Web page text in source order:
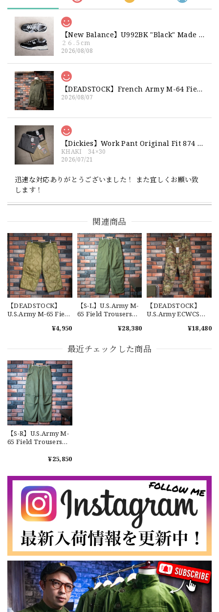
【New Balance】U992BK "Black" Made in USA 新品 ニューバランス ブラック 黒 箱付き 26 26.5 27
２６.５cm
2026/08/08
【DEADSTOCK】French Army M-64 Field Jacket "92C" 実物 フランス軍 フィールドジャケット コットンサテン300 デッドストック
2026/08/07
【Dickies】Work Pant Original Fit 874 新品 ディッキーズ オリジナルフィット ワークパンツ
KHAKI 34×30
2026/07/21
迅速な対応ありがとうございました！ また宜しくお願い致
します！
SPO
2026/07/18
交換商品受け取りました 速い発送ありがとうございました
又、トートバッグありがとうございます。使わせて頂きま
す。商品ですがニューエラとはひと味違ってとてもいいと思
います。チェーンステッチが雰囲気があり、他とかぶらない
感じが気に入りました。 YouTube 楽しみにしてます
GREEN
2026/07/17
2026/07/17
DSA
なかなか見つからないこの色味が本当に好きです！ありがと
うございました！
【LARGE】Ralph Lauren Short Sleeve Cotton BD Shirt ラルフローレン ユーズド 半袖 ボタンダウンシャツ No.146
2026/07/14
３.1947 New York Cubans
2026/07/01
関連商品
【DEADSTOCK】
U.S.Army M-65 Field
アメリカ軍 新品 M65
ー 単体 キルティング
¥4,950
【S-L】U.S.Army M-
65 Field Trousers
M65 カーゴパンツ 実
¥28,380
【DEADSTOCK】
U.S.Army ECWCS
GORE-TEX Trousers
品 アメリカ軍 デッド
¥18,480
最近チェックした商品
【S-R】U.S.Army M-
65 Field Trousers
M65 カーゴパンツ 実
¥25,850